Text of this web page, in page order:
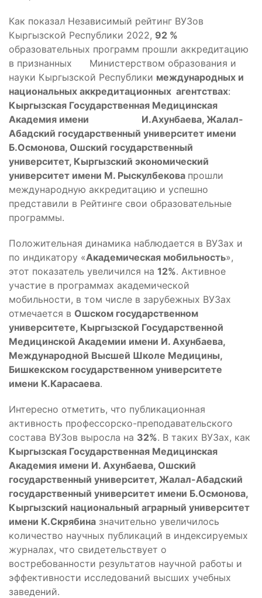
Как показал Независимый рейтинг ВУЗов
Кыргызской Республики 2022, 92 %
образовательных программ прошли аккредитацию
в признанных Министерством образования и
науки Кыргызской Республики международных и
национальных аккредитационных агентствах:
Кыргызская Государственная Медицинская
Академия имени
И.Ахунбаева, Жалал-
Абадский государственный университет имени
Б.Осмонова, Ошский государственный
университет, Кыргызский экономический
университет имени М. Рыскулбекова прошли
международную аккредитацию и успешно
представили в Рейтинге свои образовательные
программы.
Положительная динамика наблюдается в ВУЗах и
по индикатору «Академическая мобильность»,
этот показатель увеличился на 12%. Активное
участие в программах академической
мобильности, в том числе в зарубежных ВУЗах
отмечается в Ошском государственном
университете, Кыргызской Государственной
Медицинской Академии имени И. Ахунбаева,
Международной Высшей Школе Медицины,
Бишкекском государственном университете
имени К.Карасаева.
Интересно отметить, что публикационная
активность профессорско-преподавательского
состава ВУЗов выросла на 32%. В таких ВУЗах, как
Кыргызская Государственная Медицинская
Академия имени И. Ахунбаева, Ошский
государственный университет, Жалал-Абадский
государственный университет имени Б.Осмонова,
Кыргызский национальный аграрный университет
имени К.Скрябина значительно увеличилось
количество научных публикаций в индексируемых
журналах, что свидетельствует о
востребованности результатов научной работы и
эффективности исследований высших учебных
заведений.